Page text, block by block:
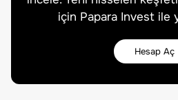
için Papara Invest ile
Hesap Aç